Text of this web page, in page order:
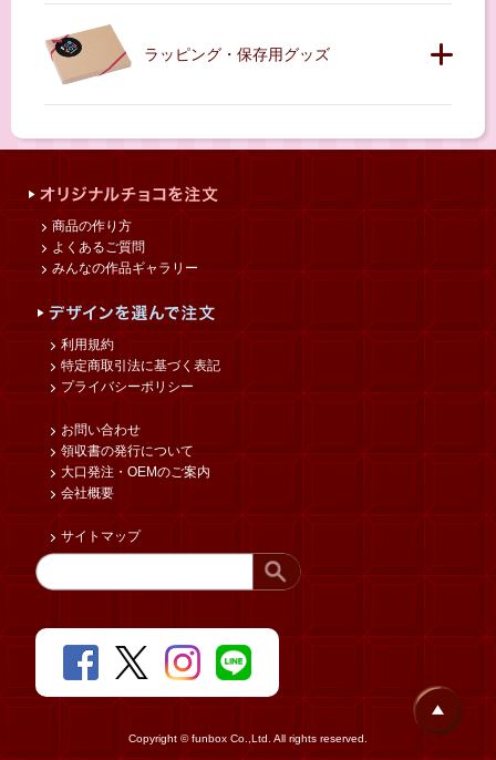
ラッピング・保存用グッズ
商品の作り方
よくあるご質問
みんなの作品ギャラリー
利用規約
特定商取引法に基づく表記
プライバシーポリシー
お問い合わせ
領収書の発行について
大口発注・OEMのご案内
会社概要
サイトマップ
Copyright © funbox Co.,Ltd. All rights reserved.